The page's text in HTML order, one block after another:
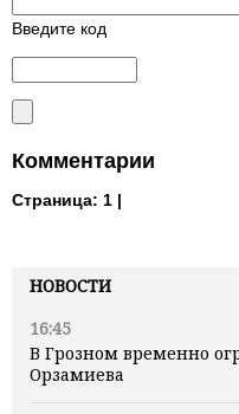
НОВОСТИ
16:45
В Грозном временно
Орзамиева
Введите код
Комментарии
Страница: 1 |